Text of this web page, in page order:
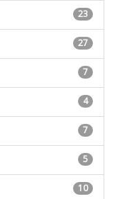
23
27
7
4
7
5
10